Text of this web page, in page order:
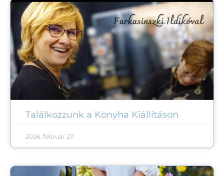
Találkozzunk a Konyha Kiállításon
2026. február 27.